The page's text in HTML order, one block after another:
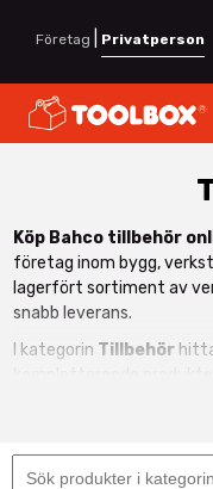
Företag Privatperson
Köp Bahco tillbehör
företag inom bygg,
lagerfört sortiment av
snabb leverans.
I kategorin Tillbehör
kompletterande
till filar, reservblad,
förlänger livslängden på
hög prestanda.